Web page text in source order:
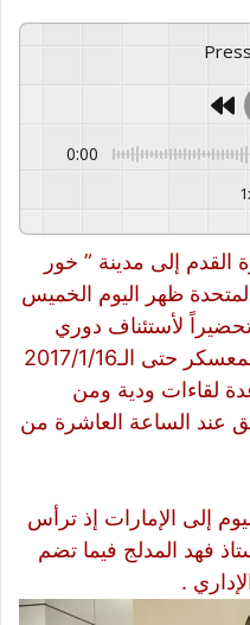
0:00
إلى مدينة ” خور
ظهر اليوم الخميس
لأستئناف دوري
جميل للمحترفين ، وسيستمر المعسكر حتى الـ2017/1/16
لقاءات ودية ومن
عند الساعة العاشرة من
إلى الإمارات إذ ترأس
فهد المدلج فيما تضم